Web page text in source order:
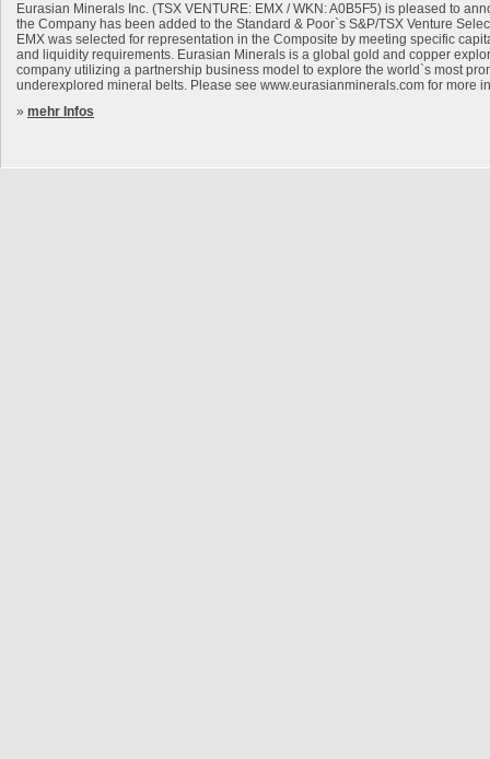
Eurasian Minerals Inc. (TSX VENTURE: EMX / WKN: A0B5F5) is pleased to
the Company has been added to the Standard & Poor`s S&P/TSX Venture
EMX was selected for representation in the Composite by meeting specific
and liquidity requirements. Eurasian Minerals is a global gold and copper
company utilizing a partnership business model to explore the world`s most
underexplored mineral belts. Please see www.eurasianminerals.com for more
» mehr Infos